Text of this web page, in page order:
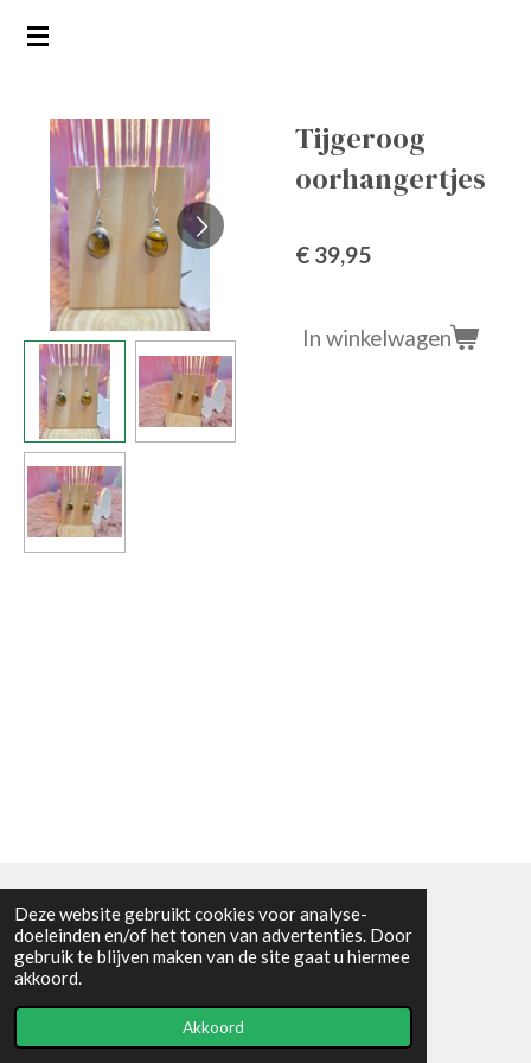
Deze website gebruikt cookies voor analyse-
doeleinden en/of het tonen van advertenties. Door
gebruik te blijven maken van de site gaat u hiermee
akkoord.
Akkoord
Ga
hoofdinhoud
Tijgeroog
oorhangertjes
€ 39,95
In winkelwagen
Algemene voorwaarden
© 2021 - RC en mineralenshop Het vlinderpad